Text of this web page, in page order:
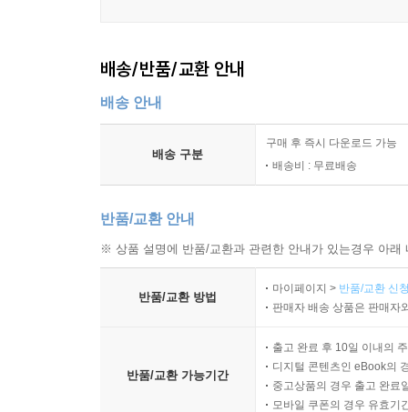
배송/반품/교환 안내
배송 안내
배송 구분
구매 후 즉시 다운로드 가능
배송비 : 무료배송
반품/교환 안내
※ 상품 설명에 반품/교환과 관련한 안내가 있는경우 아
반품/교환 방법
마이페이지 > 반품/교환 신
판매자 배송 상품은 판매자
반품/교환 가능기간
출고 완료 후 10일 이내의
디지털 콘텐츠인 eBook의
중고상품의 경우 출고 완료
모바일 쿠폰의 경우 유효기